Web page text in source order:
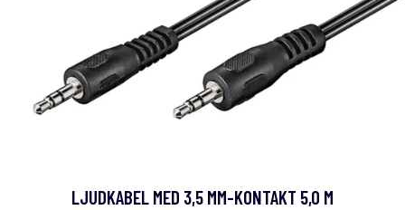
LJUDKABEL MED 3,5 MM-KONTAKT 5,0 M